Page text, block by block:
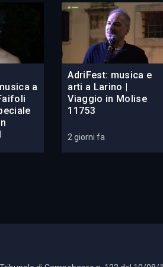
a
AdriFest: musica e
arti a Larino |
Viaggio in Molise
11753
2 giorni fa